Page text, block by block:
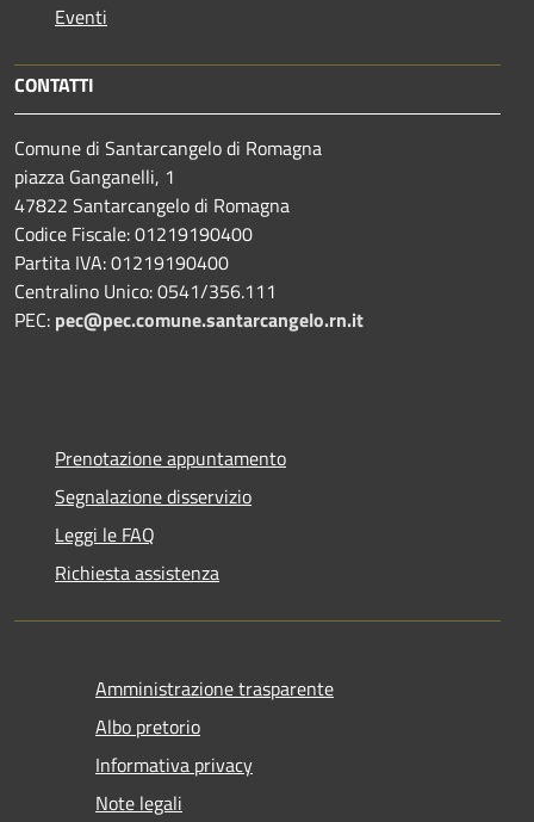
Eventi
CONTATTI
Comune di Santarcangelo di Romagna
piazza Ganganelli, 1
47822 Santarcangelo di Romagna
Codice Fiscale: 01219190400
Partita IVA: 01219190400
Centralino Unico: 0541/356.111
PEC: pec@pec.comune.santarcangelo.rn.it
Prenotazione appuntamento
Segnalazione disservizio
Leggi le FAQ
Richiesta assistenza
Amministrazione trasparente
Albo pretorio
Informativa privacy
Note legali